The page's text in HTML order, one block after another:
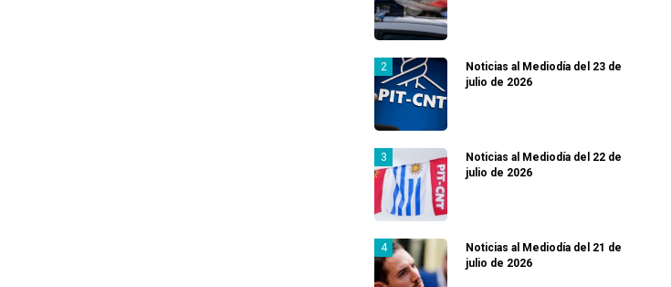
Noticias al Mediodía del 23 de
julio de 2026
Noticias al Mediodía del 22 de
julio de 2026
Noticias al Mediodía del 21 de
julio de 2026